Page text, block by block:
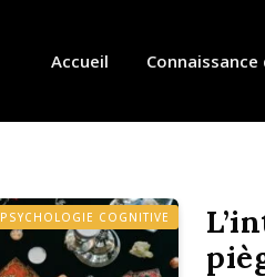
Accueil Connaissance
PSYCHOLOGIE COGNITIVE